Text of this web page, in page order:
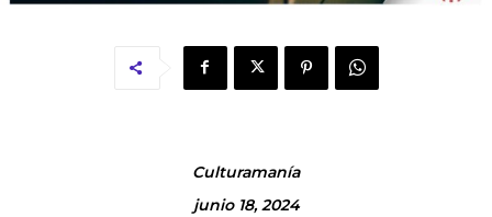
Culturamanía
junio 18, 2024